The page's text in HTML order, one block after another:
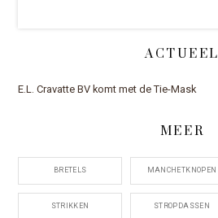
ACTUEEL
E.L. Cravatte BV komt met de Tie-Mask
MEER
BRETELS MANCHETKNOPEN
STRIKKEN STROPDASSEN